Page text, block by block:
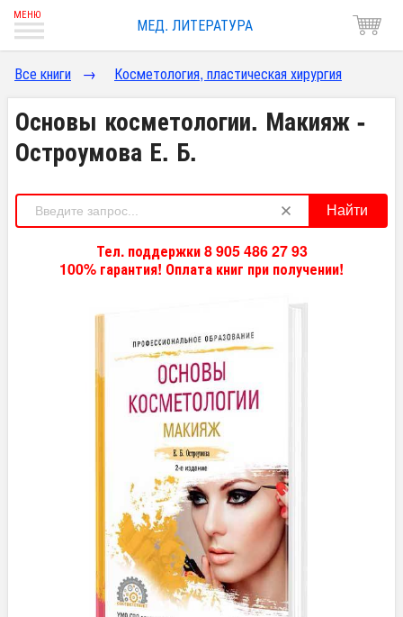
МЕД. ЛИТЕРАТУРА
Все книги → Косметология, пластическая хирургия
Основы косметологии. Макияж -
Остроумова Е. Б.
Найти
Тел. поддержки 8 905 486 27 93
100% гарантия! Оплата книг при получении!